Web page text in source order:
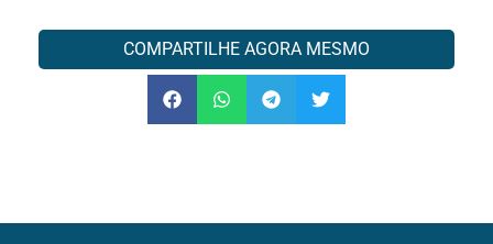
COMPARTILHE AGORA MESMO